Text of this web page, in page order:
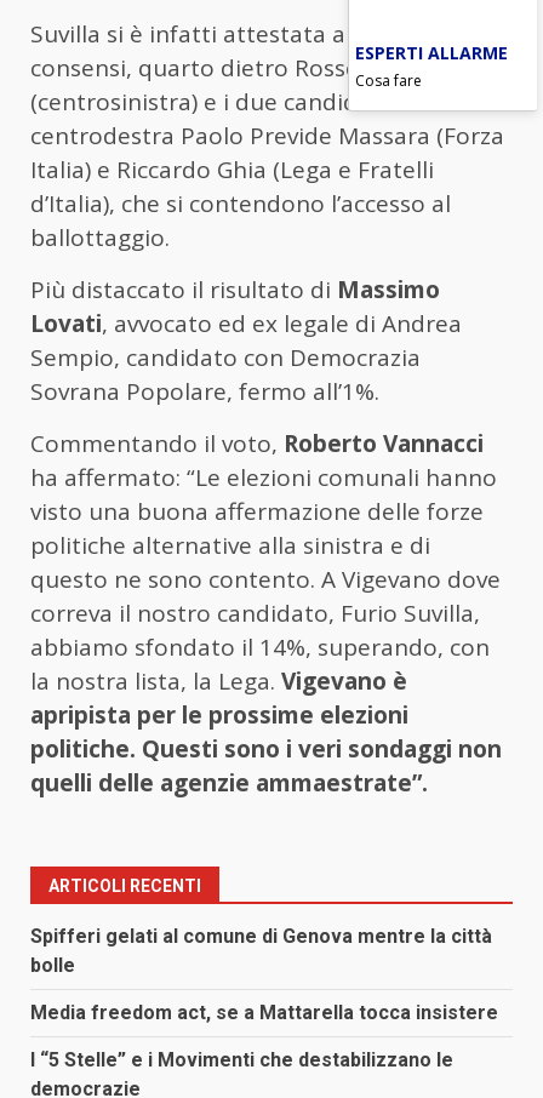
Suvilla si è infatti attestata al 14,2% dei
consensi, quarto dietro Rossella Buratti
(centrosinistra) e i due candidati del
centrodestra Paolo Previde Massara (Forza
Italia) e Riccardo Ghia (Lega e Fratelli
d’Italia), che si contendono l’accesso al
ballottaggio.
Più distaccato il risultato di Massimo
Lovati, avvocato ed ex legale di Andrea
Sempio, candidato con Democrazia
Sovrana Popolare, fermo all’1%.
Commentando il voto, Roberto Vannacci
ha affermato: “Le elezioni comunali hanno
visto una buona affermazione delle forze
politiche alternative alla sinistra e di
questo ne sono contento. A Vigevano dove
correva il nostro candidato, Furio Suvilla,
abbiamo sfondato il 14%, superando, con
la nostra lista, la Lega. Vigevano è
apripista per le prossime elezioni
politiche. Questi sono i veri sondaggi non
quelli delle agenzie ammaestrate”.
ARTICOLI RECENTI
Spifferi gelati al comune di Genova mentre la città
bolle
Media freedom act, se a Mattarella tocca insistere
I “5 Stelle” e i Movimenti che destabilizzano le
democrazie
ESPERTI ALLARME
Cosa fare